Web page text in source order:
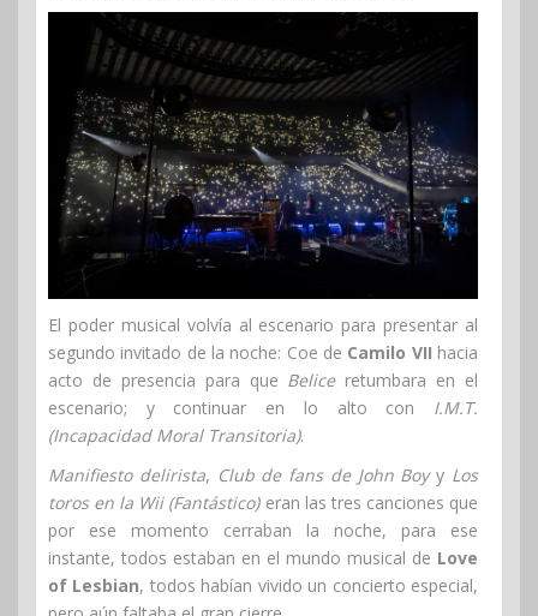
El poder musical volvía al escenario para presentar al
segundo invitado de la noche: Coe de Camilo VII hacia
acto de presencia para que Beliceretumbara en el
escenario; y continuar en lo alto con I.M.T.
(Incapacidad Moral Transitoria).
Manifiesto delirista, Club de fans de John Boyy Los
toros en la Wii (Fantástico) eran las tres canciones que
por ese momento cerraban la noche, para ese
instante, todos estaban en el mundo musical de Love
of Lesbian, todos habían vivido un concierto especial,